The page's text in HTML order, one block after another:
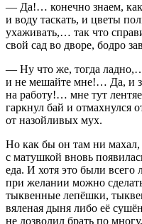
— Да!… конечно знаем,
и воду таскать, и цветы
ухаживать,… так что
свой сад во дворе, бодро
— Ну что же, тогда
и не мешайте мне!… Да, и
на работу!… мне тут
гаркнул бай и отмахнулся
от назойливых мух.
Но как бы он там ни махал,
с матушкой вновь
еда. И хотя это были
при желании можно
тыквенные лепёшки,
вяленая дыня либо её
не дозволил брать по